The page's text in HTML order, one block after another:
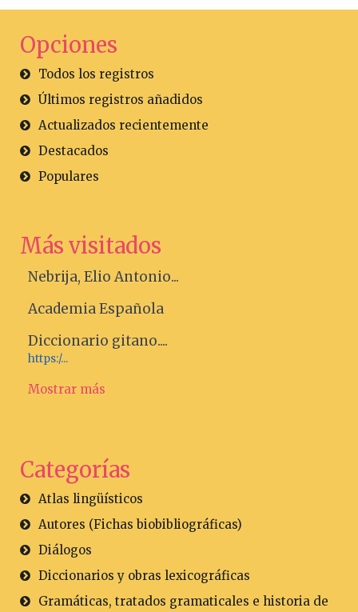
Opciones
Todos los registros
Últimos registros añadidos
Actualizados recientemente
Destacados
Populares
Más visitados
Nebrija, Elio Antonio...
Academia Española
Diccionario gitano....
https:/...
Mostrar más
Categorías
Atlas lingüísticos
Autores (Fichas biobibliográficas)
Diálogos
Diccionarios y obras lexicográficas
Gramáticas, tratados gramaticales e historia de